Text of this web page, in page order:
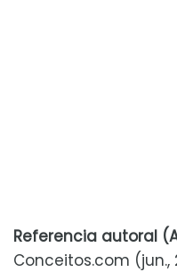
Referencia autoral
Conceitos.com (jun.,